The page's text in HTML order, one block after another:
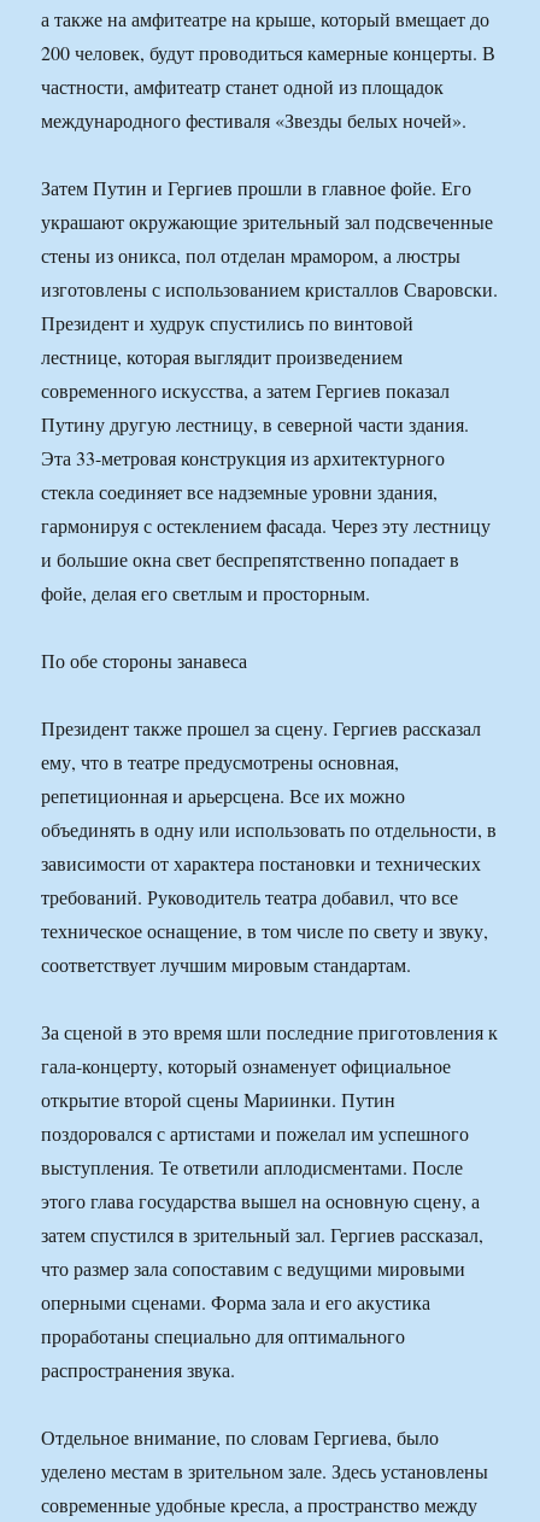
а также на амфитеатре на крыше, который вмещает до
200 человек, будут проводиться камерные концерты. В
частности, амфитеатр станет одной из площадок
международного фестиваля «Звезды белых ночей».
Затем Путин и Гергиев прошли в главное фойе. Его
украшают окружающие зрительный зал подсвеченные
стены из оникса, пол отделан мрамором, а люстры
изготовлены с использованием кристаллов Сваровски.
Президент и худрук спустились по винтовой
лестнице, которая выглядит произведением
современного искусства, а затем Гергиев показал
Путину другую лестницу, в северной части здания.
Эта 33-метровая конструкция из архитектурного
стекла соединяет все надземные уровни здания,
гармонируя с остеклением фасада. Через эту лестницу
и большие окна свет беспрепятственно попадает в
фойе, делая его светлым и просторным.
По обе стороны занавеса
Президент также прошел за сцену. Гергиев рассказал
ему, что в театре предусмотрены основная,
репетиционная и арьерсцена. Все их можно
объединять в одну или использовать по отдельности, в
зависимости от характера постановки и технических
требований. Руководитель театра добавил, что все
техническое оснащение, в том числе по свету и звуку,
соответствует лучшим мировым стандартам.
За сценой в это время шли последние приготовления к
гала-концерту, который ознаменует официальное
открытие второй сцены Мариинки. Путин
поздоровался с артистами и пожелал им успешного
выступления. Те ответили аплодисментами. После
этого глава государства вышел на основную сцену, а
затем спустился в зрительный зал. Гергиев рассказал,
что размер зала сопоставим с ведущими мировыми
оперными сценами. Форма зала и его акустика
проработаны специально для оптимального
распространения звука.
Отдельное внимание, по словам Гергиева, было
уделено местам в зрительном зале. Здесь установлены
современные удобные кресла, а пространство между